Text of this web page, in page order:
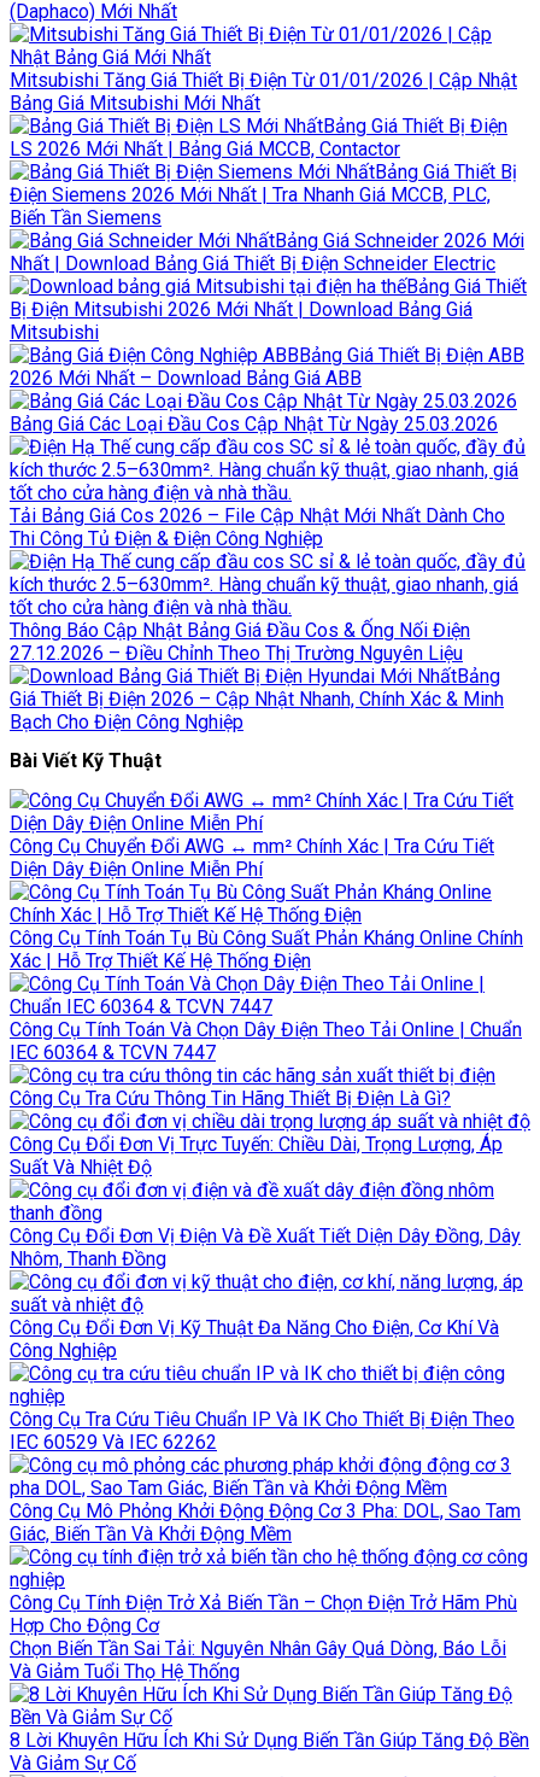
(Daphaco) Mới Nhất
Mitsubishi Tăng Giá Thiết Bị Điện Từ 01/01/2026 | Cập Nhật
Bảng Giá Mitsubishi Mới Nhất
Bảng Giá Thiết Bị Điện
LS 2026 Mới Nhất | Bảng Giá MCCB, Contactor
Bảng Giá Thiết Bị
Điện Siemens 2026 Mới Nhất | Tra Nhanh Giá MCCB, PLC,
Biến Tần Siemens
Bảng Giá Schneider 2026 Mới
Nhất | Download Bảng Giá Thiết Bị Điện Schneider Electric
Bảng Giá Thiết
Bị Điện Mitsubishi 2026 Mới Nhất | Download Bảng Giá
Mitsubishi
Bảng Giá Thiết Bị Điện ABB
2026 Mới Nhất – Download Bảng Giá ABB
Bảng Giá Các Loại Đầu Cos Cập Nhật Từ Ngày 25.03.2026
Tải Bảng Giá Cos 2026 – File Cập Nhật Mới Nhất Dành Cho
Thi Công Tủ Điện & Điện Công Nghiệp
Thông Báo Cập Nhật Bảng Giá Đầu Cos & Ống Nối Điện
27.12.2026 – Điều Chỉnh Theo Thị Trường Nguyên Liệu
Bảng
Giá Thiết Bị Điện 2026 – Cập Nhật Nhanh, Chính Xác & Minh
Bạch Cho Điện Công Nghiệp
Bài Viết Kỹ Thuật
Công Cụ Chuyển Đổi AWG ↔ mm² Chính Xác | Tra Cứu Tiết
Diện Dây Điện Online Miễn Phí
Công Cụ Tính Toán Tụ Bù Công Suất Phản Kháng Online Chính
Xác | Hỗ Trợ Thiết Kế Hệ Thống Điện
Công Cụ Tính Toán Và Chọn Dây Điện Theo Tải Online | Chuẩn
IEC 60364 & TCVN 7447
Công Cụ Tra Cứu Thông Tin Hãng Thiết Bị Điện Là Gì?
Công Cụ Đổi Đơn Vị Trực Tuyến: Chiều Dài, Trọng Lượng, Áp
Suất Và Nhiệt Độ
Công Cụ Đổi Đơn Vị Điện Và Đề Xuất Tiết Diện Dây Đồng, Dây
Nhôm, Thanh Đồng
Công Cụ Đổi Đơn Vị Kỹ Thuật Đa Năng Cho Điện, Cơ Khí Và
Công Nghiệp
Công Cụ Tra Cứu Tiêu Chuẩn IP Và IK Cho Thiết Bị Điện Theo
IEC 60529 Và IEC 62262
Công Cụ Mô Phỏng Khởi Động Động Cơ 3 Pha: DOL, Sao Tam
Giác, Biến Tần Và Khởi Động Mềm
Công Cụ Tính Điện Trở Xả Biến Tần – Chọn Điện Trở Hãm Phù
Hợp Cho Động Cơ
Chọn Biến Tần Sai Tải: Nguyên Nhân Gây Quá Dòng, Báo Lỗi
Và Giảm Tuổi Thọ Hệ Thống
8 Lời Khuyên Hữu Ích Khi Sử Dụng Biến Tần Giúp Tăng Độ Bền
Và Giảm Sự Cố